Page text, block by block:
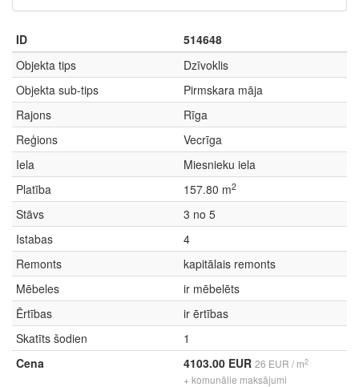
ID
514648
Objekta tips
Dzīvoklis
Objekta sub-tips
Pirmskara māja
Rajons
Rīga
Reģions
Vecrīga
Iela
Miesnieku iela
Platība
157.80 m2
Stāvs
3 no 5
Istabas
4
Remonts
kapitālais remonts
Mēbeles
ir mēbelēts
Ērtības
ir ērtības
Skatīts šodien
1
Cena
4103.00 EUR 26 EUR / m2
+ komunālie maksājumi